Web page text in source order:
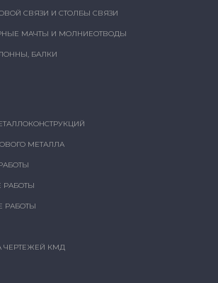
СВЯЗИ И СТОЛБЫ СВЯЗИ
БАЛКИ
МАЧТЫ И МОЛНИЕОТВОДЫ
ЧЕРТЕЖЕЙ КМД
РАБОТЫ
РАБОТЫ
МЕТАЛЛА